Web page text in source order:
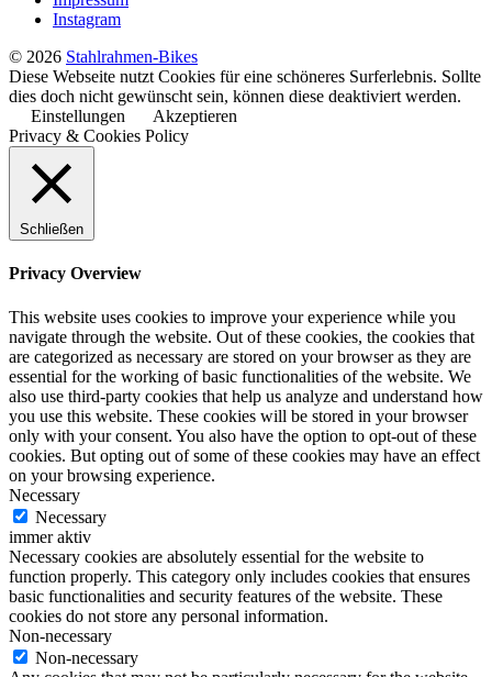
Instagram
© 2026 Stahlrahmen-Bikes
Diese Webseite nutzt Cookies für eine schöneres Surferlebnis. Sollte
dies doch nicht gewünscht sein, können diese deaktiviert werden.
Einstellungen
Akzeptieren
Privacy & Cookies Policy
Schließen
Privacy Overview
This website uses cookies to improve your experience while you
navigate through the website. Out of these cookies, the cookies that
are categorized as necessary are stored on your browser as they are
essential for the working of basic functionalities of the website. We
also use third-party cookies that help us analyze and understand how
you use this website. These cookies will be stored in your browser
only with your consent. You also have the option to opt-out of these
cookies. But opting out of some of these cookies may have an effect
on your browsing experience.
Necessary
Necessary
immer aktiv
Necessary cookies are absolutely essential for the website to
function properly. This category only includes cookies that ensures
basic functionalities and security features of the website. These
cookies do not store any personal information.
Non-necessary
Non-necessary